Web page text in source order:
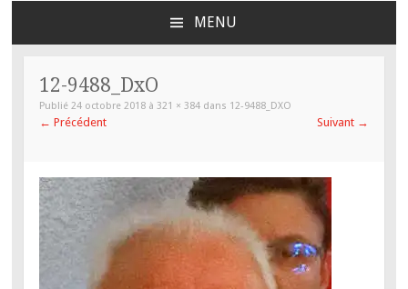
MENU
CONTENU
PRINCIPAL
12-9488_DxO
Publié24 octobre 2018 à321 × 384 dans 12-9488_DXO
← Précédent Suivant →